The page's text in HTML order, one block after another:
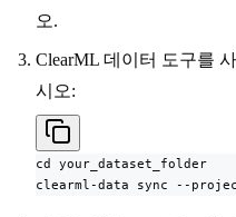
오.
ClearML 데이터 도구를
시오:
cd your_dataset_folder
clearml-data sync --